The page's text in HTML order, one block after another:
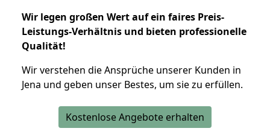
Wir legen großen Wert auf ein faires Preis-
Leistungs-Verhältnis und bieten professionelle
Qualität!
Wir verstehen die Ansprüche unserer Kunden in
Jena und geben unser Bestes, um sie zu erfüllen.
Kostenlose Angebote erhalten